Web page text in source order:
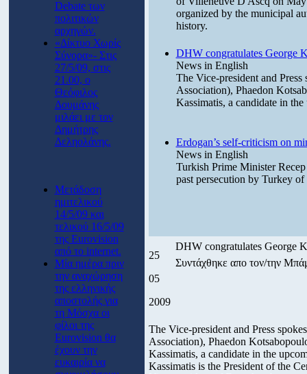
Debate των
πολιτικών
αρχηγών.
«Δίκτυο Χωρίς
Σύνορα»- Στις
27/5/09, στις
21.00, ο
Θεόφιλος
Δουμάνης
μιλάει με τον
Δημήτρης
Δεληολάνης.
Μετάδοση
ημιτελικού
14/5/09 και
τελικού 16/5/09
της Eurovision
από το internet.
Μία ημέρα πριν
την αναχώρηση
της ελληνικής
αποστολής για
τη Μόσχα οι
φίλοι της
Eurovision θα
έχουν την
ευκαιρία να
organized by the municipal
history.
DHW congratulates George
News in English
The Vice-president and
Association), Phaedon
Kassimatis, a candidate in
Erdogan’s self-criticism on
News in English
Turkish Prime Minister
past persecution by Turkey
25
05
2009
DHW congratulates George
Συντάχθηκε απο τον/την
The Vice-president and Press
Association), Phaedon
Kassimatis, a candidate in the
Kassimatis is the President of the